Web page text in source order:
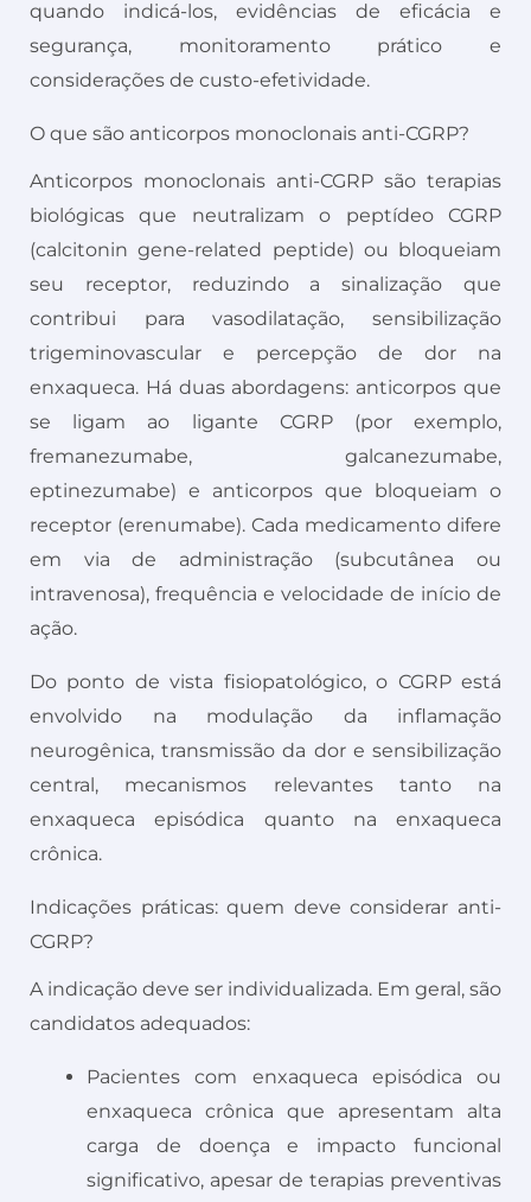
quando indicá-los, evidências de eficácia e
segurança, monitoramento prático e
considerações de custo-efetividade.
O que são anticorpos monoclonais anti-CGRP?
Anticorpos monoclonais anti-CGRP são terapias
biológicas que neutralizam o peptídeo CGRP
(calcitonin gene-related peptide) ou bloqueiam
seu receptor, reduzindo a sinalização que
contribui para vasodilatação, sensibilização
trigeminovascular e percepção de dor na
enxaqueca. Há duas abordagens: anticorpos que
se ligam ao ligante CGRP (por exemplo,
fremanezumabe, galcanezumabe,
eptinezumabe) e anticorpos que bloqueiam o
receptor (erenumabe). Cada medicamento difere
em via de administração (subcutânea ou
intravenosa), frequência e velocidade de início de
ação.
Do ponto de vista fisiopatológico, o CGRP está
envolvido na modulação da inflamação
neurogênica, transmissão da dor e sensibilização
central, mecanismos relevantes tanto na
enxaqueca episódica quanto na enxaqueca
crônica.
Indicações práticas: quem deve considerar anti-
CGRP?
A indicação deve ser individualizada. Em geral, são
candidatos adequados:
Pacientes com enxaqueca episódica ou
enxaqueca crônica que apresentam alta
carga de doença e impacto funcional
significativo, apesar de terapias preventivas